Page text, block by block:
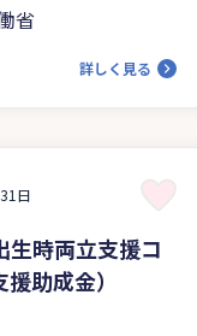
省
詳しく見る
日
生時両立支援コ
助成金）